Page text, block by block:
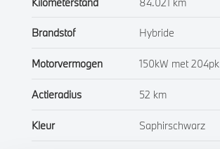
Brandstof Hybride
Motorvermogen 150kW met 204pk
Actieradius 52 km
Kleur Saphirschwarz